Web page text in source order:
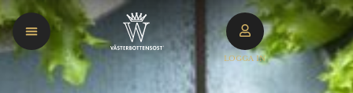
LOGGA IN